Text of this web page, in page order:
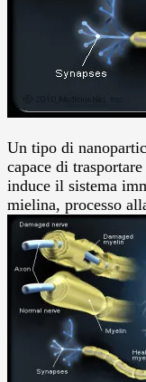
Un tipo di
capace di
induce il sistema
mielina, processo